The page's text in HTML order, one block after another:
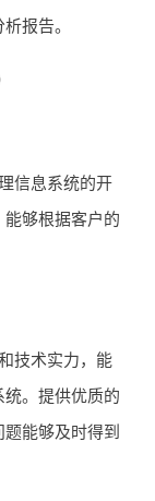
报告。
信息系统的开
够根据客户的
技术实力，能
。提供优质的
能够及时得到